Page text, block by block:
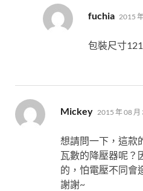
fuchia 表
示:
2015
包裝尺寸
Mickey 表
示:
2015 年 08
想請問一下，這款
瓦數的降壓器呢？
的，怕電壓不同會
謝謝~